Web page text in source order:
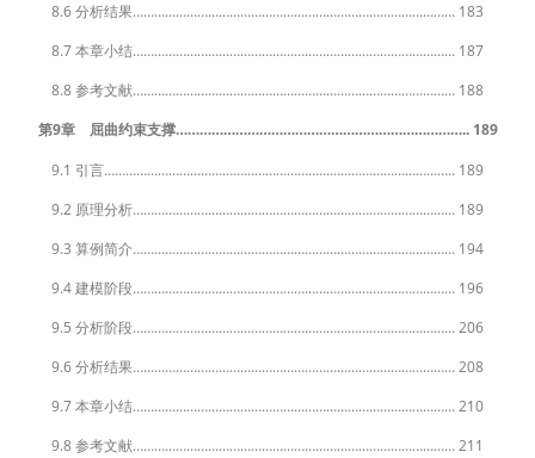
8.6 分析结果……………………………………………………………………………… 183
8.7 本章小结……………………………………………………………………………… 187
8.8 参考文献……………………………………………………………………………… 188
第9章 屈曲约束支撑……………………………………………………………….. 189
9.1 引言…………………………………………………………………………………….. 189
9.2 原理分析……………………………………………………………………………… 189
9.3 算例简介……………………………………………………………………………… 194
9.4 建模阶段……………………………………………………………………………… 196
9.5 分析阶段……………………………………………………………………………… 206
9.6 分析结果……………………………………………………………………………… 208
9.7 本章小结……………………………………………………………………………… 210
9.8 参考文献……………………………………………………………………………… 211